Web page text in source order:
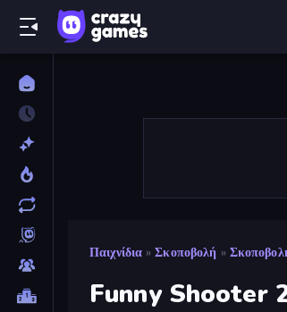
Παιχνίδια » Σκοποβολή »
Funny Shooter